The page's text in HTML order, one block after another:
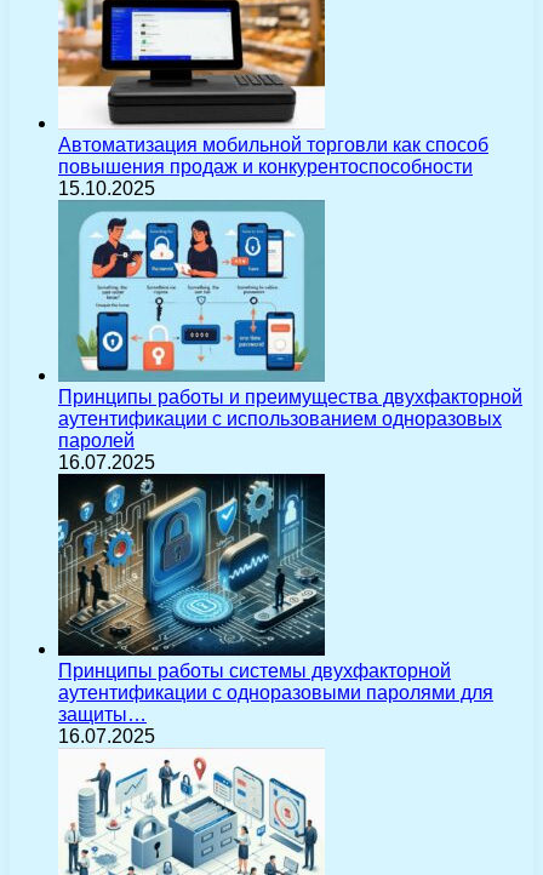
Автоматизация мобильной торговли как способ
повышения продаж и конкурентоспособности
15.10.2025
Принципы работы и преимущества двухфакторной
аутентификации с использованием одноразовых
паролей
16.07.2025
Принципы работы системы двухфакторной
аутентификации с одноразовыми паролями для
защиты…
16.07.2025